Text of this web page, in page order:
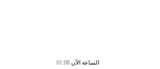
الساعة الآن01:08